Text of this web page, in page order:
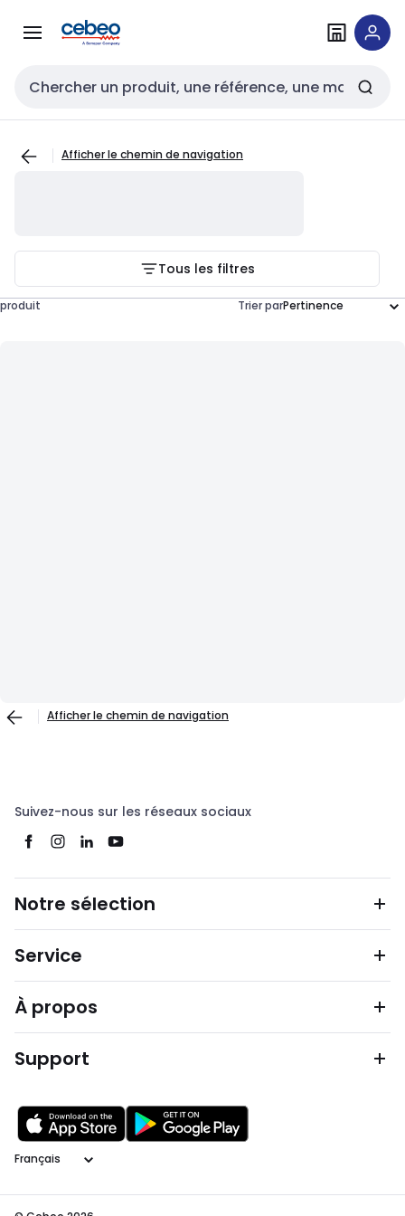
navigationau
Entrée de recherche
Afficher le chemin de navigation
Tous les filtres
produit Trier par
Afficher le chemin de navigation
Suivez-nous sur les réseaux sociaux
Notre sélection
Service
À propos
Support
Langage